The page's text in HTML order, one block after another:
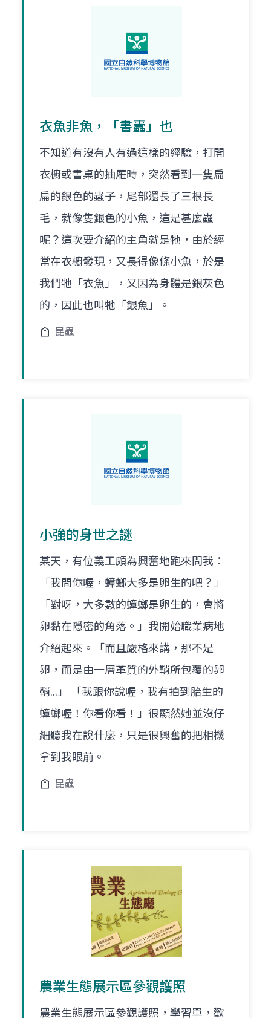
衣魚非魚，「書蠹」也
不知道有沒有人有過這樣的經驗，打開
衣櫥或書桌的抽屜時，突然看到一隻扁
扁的銀色的蟲子，尾部還長了三根長
毛，就像隻銀色的小魚，這是甚麼蟲
呢？這次要介紹的主角就是牠，由於經
常在衣櫥發現，又長得像條小魚，於是
我們牠「衣魚」，又因為身體是銀灰色
的，因此也叫牠「銀魚」。
昆蟲
小強的身世之謎
某天，有位義工頗為興奮地跑來問我：
「我問你喔，蟑螂大多是卵生的吧？」
「對呀，大多數的蟑螂是卵生的，會將
卵黏在隱密的角落。」我開始職業病地
介紹起來。「而且嚴格來講，那不是
卵，而是由一層革質的外鞘所包覆的卵
鞘...」 「我跟你說喔，我有拍到胎生的
蟑螂喔！你看你看！」很顯然她並沒仔
細聽我在說什麼，只是很興奮的把相機
拿到我眼前。
昆蟲
農業生態展示區參觀護照
農業生態展示區參觀護照，學習單，歡